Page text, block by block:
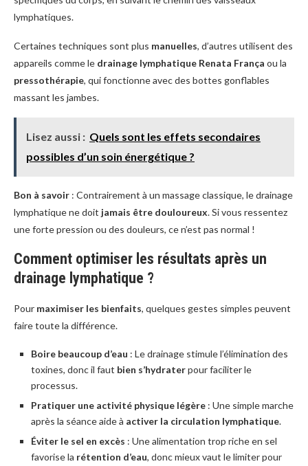
lymphatiques.
Certaines techniques sont plus manuelles, d’autres utilisent des
appareils comme le drainage lymphatique Renata França ou la
pressothérapie, qui fonctionne avec des bottes gonflables
massant les jambes.
Lisez aussi : Quels sont les effets secondaires
possibles d’un soin énergétique ?
Bon à savoir : Contrairement à un massage classique, le drainage
lymphatique ne doit jamais être douloureux. Si vous ressentez
une forte pression ou des douleurs, ce n’est pas normal !
Comment optimiser les résultats après un
drainage lymphatique ?
Pour maximiser les bienfaits, quelques gestes simples peuvent
faire toute la différence.
Boire beaucoup d’eau : Le drainage stimule l’élimination des
toxines, donc il faut bien s’hydraterpour faciliter le
processus.
Pratiquer une activité physique légère : Une simple marche
après la séance aide à activer la circulation lymphatique.
Éviter le sel en excès : Une alimentation trop riche en sel
favorise la rétention d’eau, donc mieux vaut le limiter pour